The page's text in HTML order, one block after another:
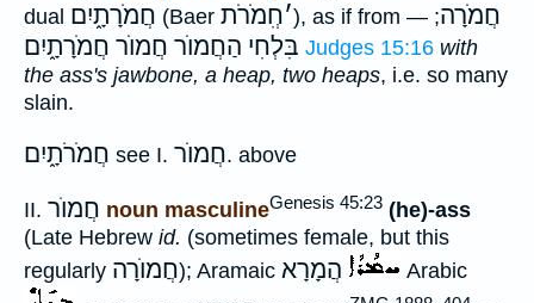
dual חֲמֹרָתָ֑יִם (Baer ׳חְִמֹרֹת ), as if from חֲמֹרָה; —
בִּלְחִי הַחֲמוֺר חֲמוֺר חֲמֹרָתָ֑יִם Judges 15:16 with
the ass's jawbone, a heap, two heaps, i.e. so many
slain.
חֲמֹרֹתָ֑יִם see I. חֲמוֺר. above
II. חֲמוֺר noun masculineGenesis 45:23 (he)-ass
(Late Hebrew id. (sometimes female, but this
regularly חֲמוֺרָה); Aramaic הֲמָרָא
Arabic